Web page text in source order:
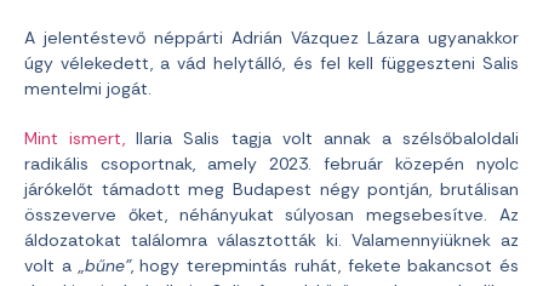
A jelentéstevő néppárti Adrián Vázquez Lázara ugyanakkor
úgy vélekedett, a vád helytálló, és fel kell függeszteni Salis
mentelmi jogát.
Mint ismert, Ilaria Salis tagja volt annak a szélsőbaloldali
radikális csoportnak, amely 2023. február közepén nyolc
járókelőt támadott meg Budapest négy pontján, brutálisan
összeverve őket, néhányukat súlyosan megsebesítve. Az
áldozatokat találomra választották ki. Valamennyiüknek az
volt a „bűne”, hogy terepmintás ruhát, fekete bakancsot és